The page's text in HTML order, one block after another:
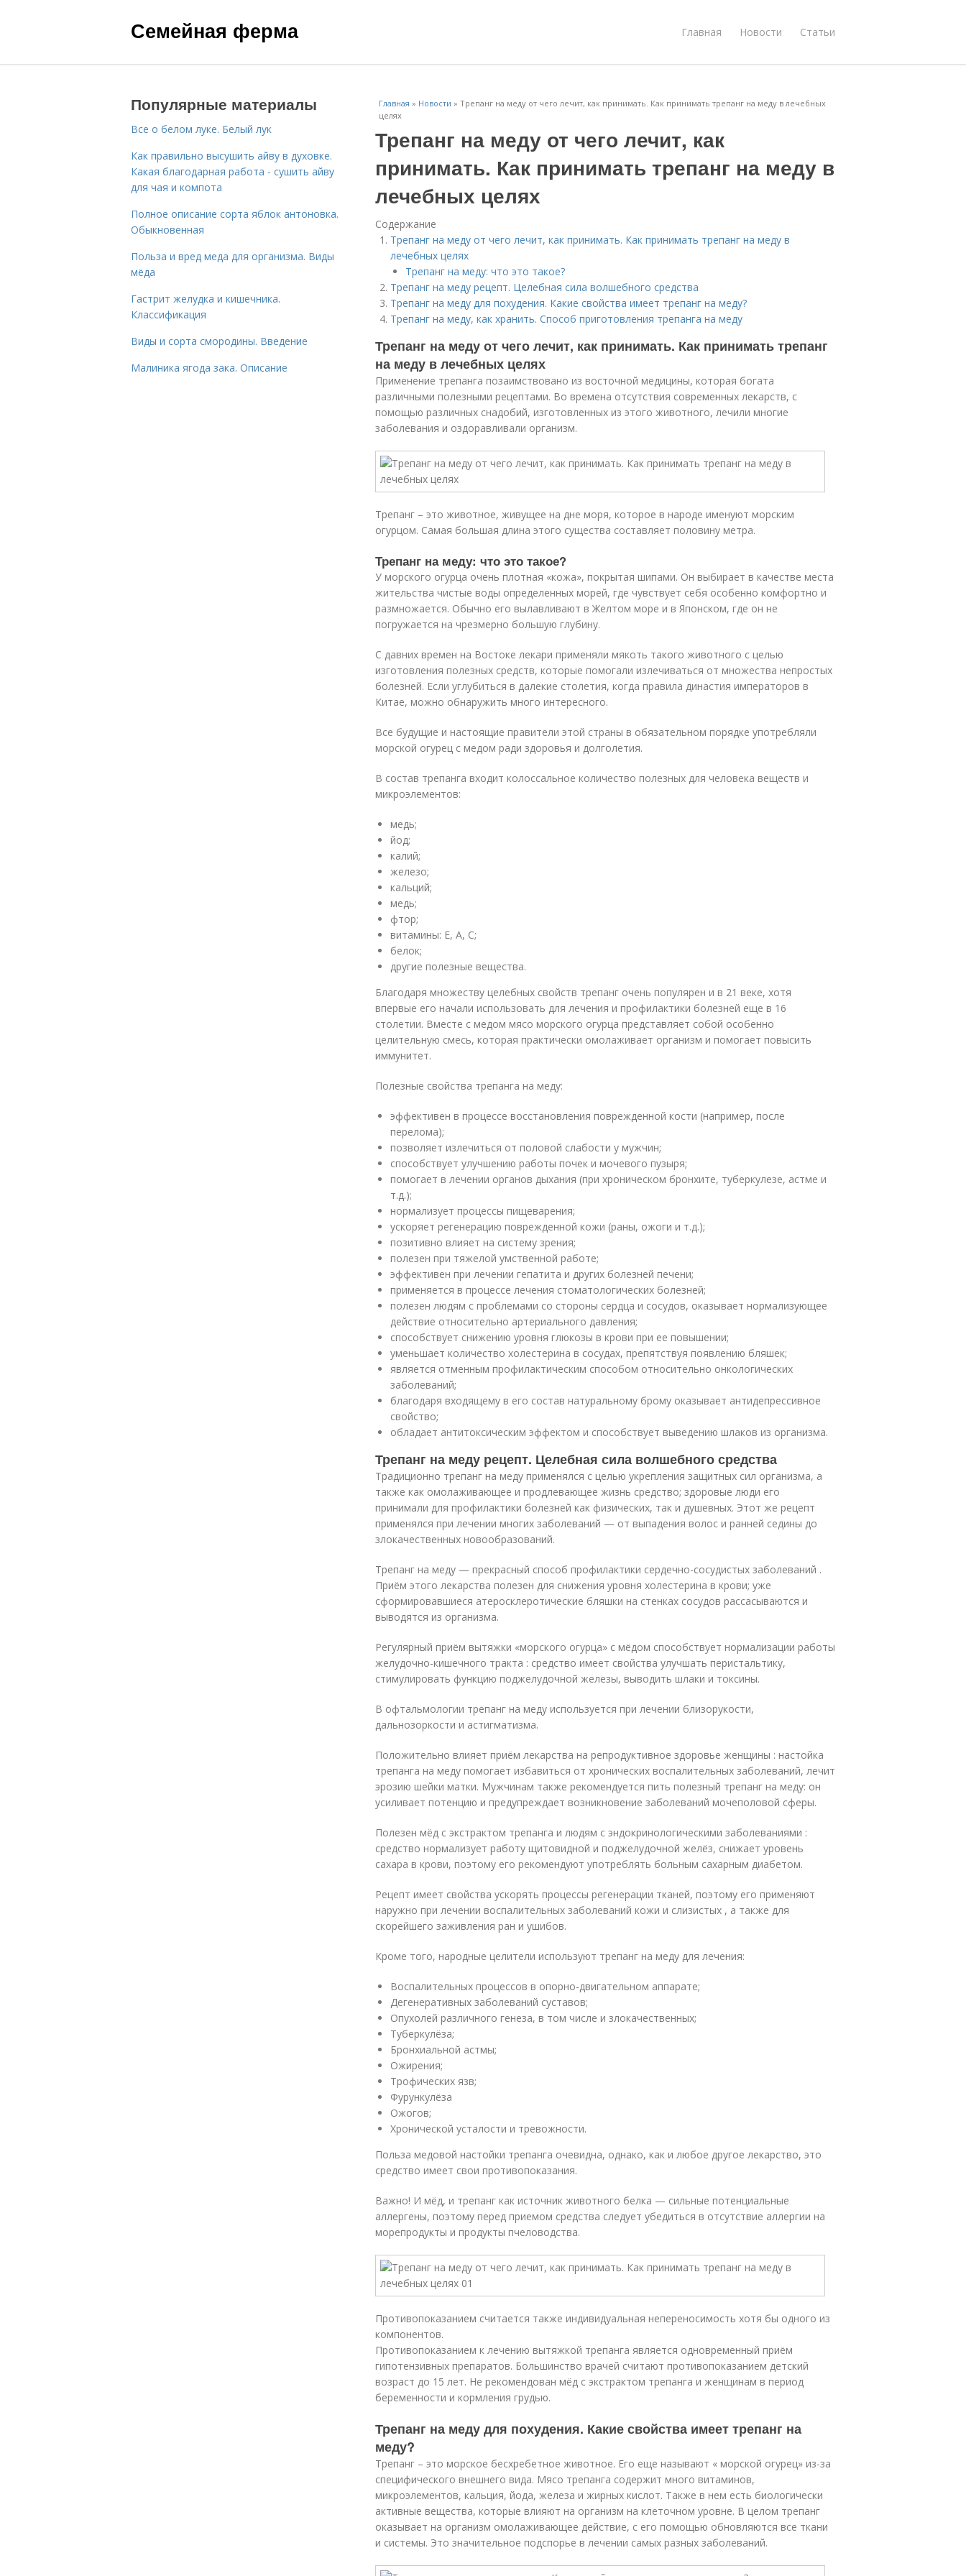
Семейная ферма Главная Новости Статьи
Главная » Новости » Трепанг на меду от чего лечит, как принимать. Как принимать трепанг на меду в лечебных
целях
Трепанг на меду от чего лечит, как
принимать. Как принимать трепанг на меду в
лечебных целях
Содержание
Трепанг на меду от чего лечит, как принимать. Как принимать трепанг на меду в
лечебных целях
Трепанг на меду: что это такое?
Трепанг на меду рецепт. Целебная сила волшебного средства
Трепанг на меду для похудения. Какие свойства имеет трепанг на меду?
Трепанг на меду, как хранить. Способ приготовления трепанга на меду
Трепанг на меду от чего лечит, как принимать. Как принимать трепанг
на меду в лечебных целях
Применение трепанга позаимствовано из восточной медицины, которая богата
различными полезными рецептами. Во времена отсутствия современных лекарств, с
помощью различных снадобий, изготовленных из этого животного, лечили многие
заболевания и оздоравливали организм.
Трепанг – это животное, живущее на дне моря, которое в народе именуют морским
огурцом. Самая большая длина этого существа составляет половину метра.
Трепанг на меду: что это такое?
У морского огурца очень плотная «кожа», покрытая шипами. Он выбирает в качестве места
жительства чистые воды определенных морей, где чувствует себя особенно комфортно и
размножается. Обычно его вылавливают в Желтом море и в Японском, где он не
погружается на чрезмерно большую глубину.
С давних времен на Востоке лекари применяли мякоть такого животного с целью
изготовления полезных средств, которые помогали излечиваться от множества непростых
болезней. Если углубиться в далекие столетия, когда правила династия императоров в
Китае, можно обнаружить много интересного.
Все будущие и настоящие правители этой страны в обязательном порядке употребляли
морской огурец с медом ради здоровья и долголетия.
В состав трепанга входит колоссальное количество полезных для человека веществ и
микроэлементов:
медь;
йод;
калий;
железо;
кальций;
медь;
фтор;
витамины: Е, А, С;
белок;
другие полезные вещества.
Благодаря множеству целебных свойств трепанг очень популярен и в 21 веке, хотя
впервые его начали использовать для лечения и профилактики болезней еще в 16
столетии. Вместе с медом мясо морского огурца представляет собой особенно
целительную смесь, которая практически омолаживает организм и помогает повысить
иммунитет.
Полезные свойства трепанга на меду:
эффективен в процессе восстановления поврежденной кости (например, после
перелома);
позволяет излечиться от половой слабости у мужчин;
способствует улучшению работы почек и мочевого пузыря;
помогает в лечении органов дыхания (при хроническом бронхите, туберкулезе, астме и
т.д.);
нормализует процессы пищеварения;
ускоряет регенерацию поврежденной кожи (раны, ожоги и т.д.);
позитивно влияет на систему зрения;
полезен при тяжелой умственной работе;
эффективен при лечении гепатита и других болезней печени;
применяется в процессе лечения стоматологических болезней;
полезен людям с проблемами со стороны сердца и сосудов, оказывает нормализующее
действие относительно артериального давления;
способствует снижению уровня глюкозы в крови при ее повышении;
уменьшает количество холестерина в сосудах, препятствуя появлению бляшек;
является отменным профилактическим способом относительно онкологических
заболеваний;
благодаря входящему в его состав натуральному брому оказывает антидепрессивное
свойство;
обладает антитоксическим эффектом и способствует выведению шлаков из организма.
Трепанг на меду рецепт. Целебная сила волшебного средства
Традиционно трепанг на меду применялся с целью укрепления защитных сил организма, а
также как омолаживающее и продлевающее жизнь средство; здоровые люди его
принимали для профилактики болезней как физических, так и душевных. Этот же рецепт
применялся при лечении многих заболеваний — от выпадения волос и ранней седины до
злокачественных новообразований.
Трепанг на меду — прекрасный способ профилактики сердечно-сосудистых заболеваний .
Приём этого лекарства полезен для снижения уровня холестерина в крови; уже
сформировавшиеся атеросклеротические бляшки на стенках сосудов рассасываются и
выводятся из организма.
Регулярный приём вытяжки «морского огурца» с мёдом способствует нормализации работы
желудочно-кишечного тракта : средство имеет свойства улучшать перистальтику,
стимулировать функцию поджелудочной железы, выводить шлаки и токсины.
В офтальмологии трепанг на меду используется при лечении близорукости,
дальнозоркости и астигматизма.
Положительно влияет приём лекарства на репродуктивное здоровье женщины : настойка
трепанга на меду помогает избавиться от хронических воспалительных заболеваний, лечит
эрозию шейки матки. Мужчинам также рекомендуется пить полезный трепанг на меду: он
усиливает потенцию и предупреждает возникновение заболеваний мочеполовой сферы.
Полезен мёд с экстрактом трепанга и людям с эндокринологическими заболеваниями :
средство нормализует работу щитовидной и поджелудочной желёз, снижает уровень
сахара в крови, поэтому его рекомендуют употреблять больным сахарным диабетом.
Рецепт имеет свойства ускорять процессы регенерации тканей, поэтому его применяют
наружно при лечении воспалительных заболеваний кожи и слизистых , а также для
скорейшего заживления ран и ушибов.
Кроме того, народные целители используют трепанг на меду для лечения:
Воспалительных процессов в опорно-двигательном аппарате;
Дегенеративных заболеваний суставов;
Опухолей различного генеза, в том числе и злокачественных;
Туберкулёза;
Бронхиальной астмы;
Ожирения;
Трофических язв;
Фурункулёза
Ожогов;
Хронической усталости и тревожности.
Польза медовой настойки трепанга очевидна, однако, как и любое другое лекарство, это
средство имеет свои противопоказания.
Важно! И мёд, и трепанг как источник животного белка — сильные потенциальные
аллергены, поэтому перед приемом средства следует убедиться в отсутствие аллергии на
морепродукты и продукты пчеловодства.
Противопоказанием считается также индивидуальная непереносимость хотя бы одного из
компонентов.
Противопоказанием к лечению вытяжкой трепанга является одновременный приём
гипотензивных препаратов. Большинство врачей считают противопоказанием детский
возраст до 15 лет. Не рекомендован мёд с экстрактом трепанга и женщинам в период
беременности и кормления грудью.
Трепанг на меду для похудения. Какие свойства имеет трепанг на
меду?
Трепанг – это морское бесхребетное животное. Его еще называют « морской огурец» из-за
специфического внешнего вида. Мясо трепанга содержит много витаминов,
микроэлементов, кальция, йода, железа и жирных кислот. Также в нем есть биологически
активные вещества, которые влияют на организм на клеточном уровне. В целом трепанг
оказывает на организм омолаживающее действие, с его помощью обновляются все ткани
и системы. Это значительное подспорье в лечении самых разных заболеваний.
Популярные материалы
Все о белом луке. Белый лук
Как правильно высушить айву в духовке.
Какая благодарная работа - сушить айву
для чая и компота
Полное описание сорта яблок антоновка.
Обыкновенная
Польза и вред меда для организма. Виды
мёда
Гастрит желудка и кишечника.
Классификация
Виды и сорта смородины. Введение
Малиника ягода зака. Описание